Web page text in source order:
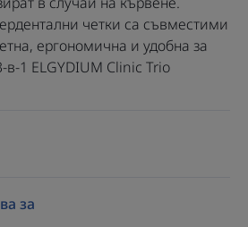
четки са съвместими
ергономична и удобна за
1 ELGYDIUM Clinic Trio
за